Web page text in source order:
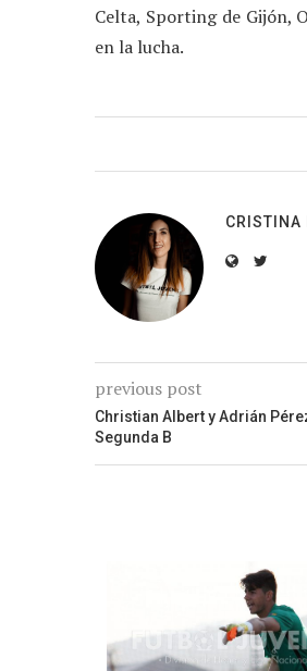
Celta, Sporting de Gijón,
en la lucha.
CRISTINA
previous post
Christian Albert y Adrián
Segunda B